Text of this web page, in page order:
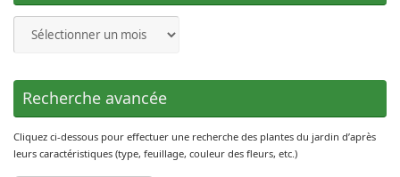
Journal
Recherche avancée
Cliquez ci-dessous pour effectuer une recherche des plantes du jardin d’après
leurs caractéristiques (type, feuillage, couleur des fleurs, etc.)